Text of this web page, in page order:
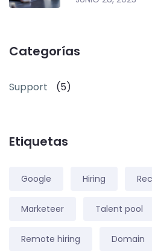
Categorías
Support (5)
Etiquetas
Google Hiring
Marketeer Talent pool
Remote hiring Domain